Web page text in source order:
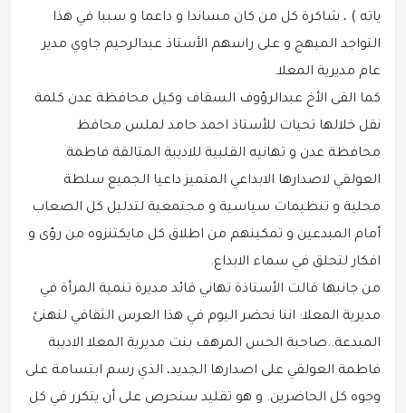
ياته ) ، شاكرة كل من كان مساندا و داعما و سببا في هذا
التواجد المبهج و على راسهم الأستاذ عبدالرحيم جاوي مدير
عام مديرية المعلا.
كما القى الأخ عبدالرؤوف السقاف وكيل محافظة عدن كلمة
نقل خلالها تحيات للأستاذ احمد حامد لملس محافظ
محافظة عدن و تهانيه القلبية للاديبة المتالقة فاطمة
العولقي لاصدارها الابداعي المتميز داعيا الجميع سلطة
محلية و تنظيمات سياسية و مجتمعية لتدليل كل الصعاب
أمام المبدعين و تمكينهم من اطلاق كل مايكتنزوه من رؤى و
افكار لتحلق في سماء الابداع.
من جانبها قالت الأستاذة تهاني قائد مديرة تنمية المرأة في
مديرية المعلا: اننا نحضر اليوم في هذا العرس الثقافي لنهنئ
المبدعة..صاحبة الحس المرهف بنت مديرية المعلا الاديبة
فاطمة العولقي على اصدارها الجديد، الذي رسم ابتسامة على
وجوه كل الحاضرين. و هو تقليد سنحرص على أن يتكرر في كل